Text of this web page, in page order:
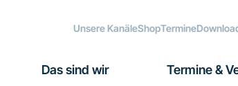
Unsere KanäleShopTermine
Das sind wir Termine &